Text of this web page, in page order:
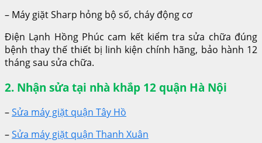
– Máy giặt Sharp hỏng bộ số, cháy động cơ
Điện Lạnh Hồng Phúc cam kết kiểm tra sửa chữa đúng
bệnh thay thế thiết bị linh kiện chính hãng, bảo hành 12
tháng sau sửa chữa.
2. Nhận sửa tại nhà khắp 12 quận Hà Nội
–Sửa máy giặt quận Tây Hồ
–Sửa máy giặt quận Thanh Xuân